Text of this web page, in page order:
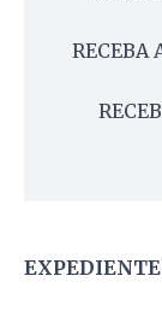
RECEBA
EXPEDIENTE